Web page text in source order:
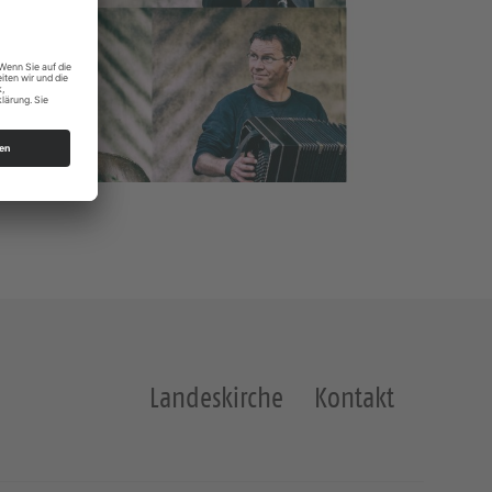
Landeskirche Kontakt